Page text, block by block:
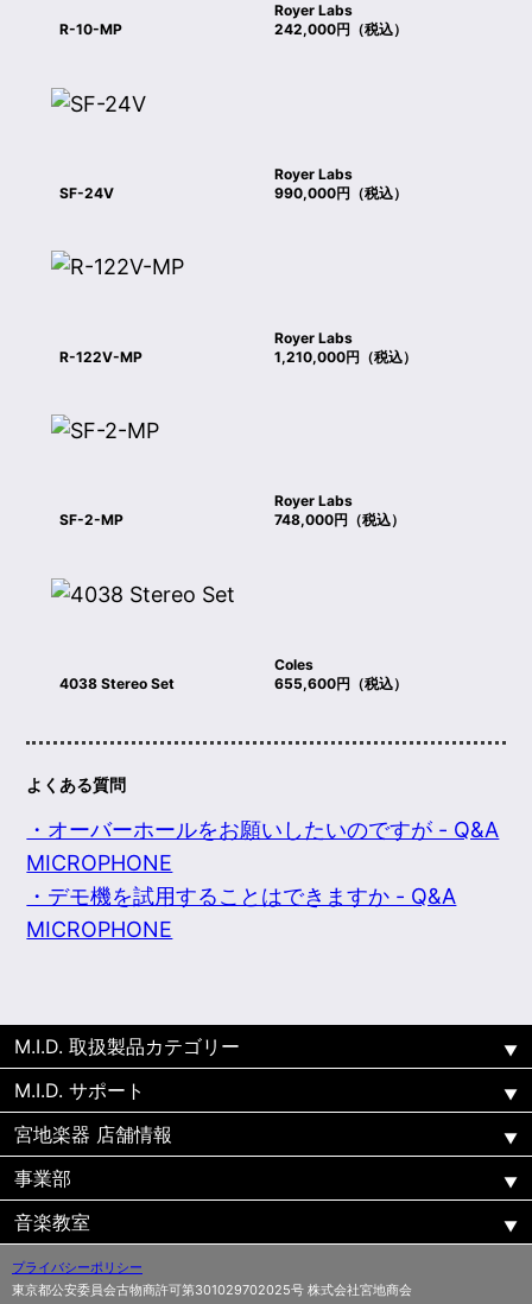
Royer Labs
R-10-MP
242,000円（税込）
Royer Labs
SF-24V
990,000円（税込）
Royer Labs
R-122V-MP
1,210,000円（税込）
Royer Labs
SF-2-MP
748,000円（税込）
Coles
4038 Stereo Set
655,600円（税込）
よくある質問
・オーバーホールをお願いしたいのですが - Q&A
MICROPHONE
・デモ機を試用することはできますか - Q&A
MICROPHONE
M.I.D. 取扱製品カテゴリー
M.I.D. サポート
宮地楽器 店舗情報
事業部
音楽教室
プライバシーポリシー
東京都公安委員会古物商許可第301029702025号 株式会社宮地商会